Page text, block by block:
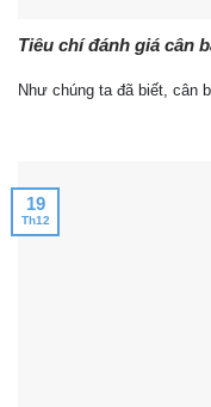
Tiêu chí đánh giá cân
Như chúng ta đã biết, cân
19
Th12